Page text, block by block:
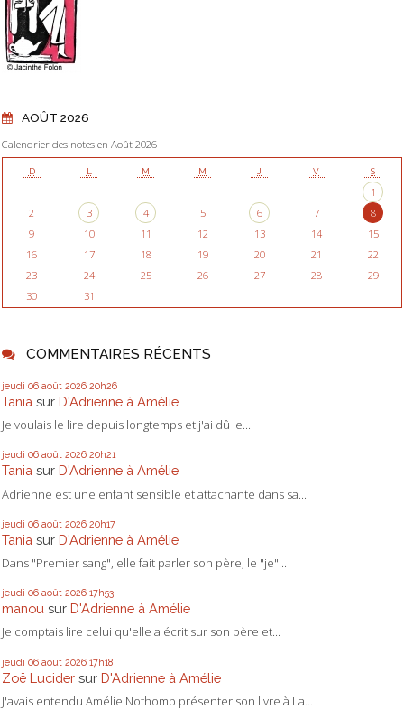
AOÛT 2026
Calendrier des notes en Août 2026
D L M M J V S
1
2
3 4 5 6 7
8
9
10 11 12 13 14
15
16
17 18 19 20 21
22
23
24 25 26 27 28
29
30
31
COMMENTAIRES RÉCENTS
jeudi 06 août 2026 20h26
Tania sur D'Adrienne à Amélie
Je voulais le lire depuis longtemps et j'ai dû le...
jeudi 06 août 2026 20h21
Tania sur D'Adrienne à Amélie
Adrienne est une enfant sensible et attachante dans sa...
jeudi 06 août 2026 20h17
Tania sur D'Adrienne à Amélie
Dans "Premier sang", elle fait parler son père, le "je"...
jeudi 06 août 2026 17h53
manou sur D'Adrienne à Amélie
Je comptais lire celui qu'elle a écrit sur son père et...
jeudi 06 août 2026 17h18
Zoë Lucider sur D'Adrienne à Amélie
J'avais entendu Amélie Nothomb présenter son livre à La...